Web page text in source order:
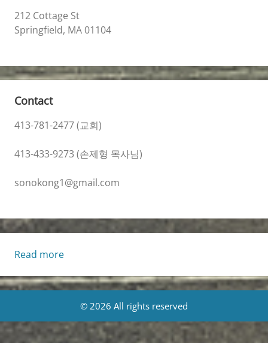
212 Cottage St
Springfield, MA 01104
Contact
413-781-2477 (교회)
413-433-9273 (손제형 목사님)
sonokong1@gmail.com
Read more:
Life
7/9/2025]
© 2026 All rights reserved